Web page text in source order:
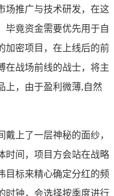
场推广与技术研发，在这
毕竟资金需要优先用于自
加密项目，在上线后的前
在战场前线的战士，将主
上，由于盈利微薄,自然
上了一层神秘的面纱，
时间，项目方会站在战略
目标来精心确定分红的频
时钟，会选择按季度进行